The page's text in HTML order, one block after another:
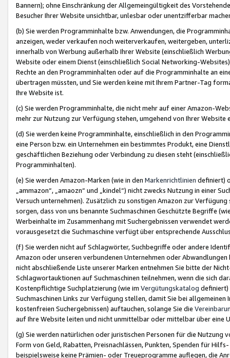
Bannern); ohne Einschränkung der Allgemeingültigkeit des
Besucher Ihrer Website unsichtbar, unlesbar oder unentzifferbar
(b) Sie werden Programminhalte bzw. Anwendungen, die
anzeigen, weder verkaufen noch weiterverkaufen, weitergeben,
innerhalb von Werbung außerhalb Ihrer Website (einschließlich
Website oder einem Dienst (einschließlich Social Networking-
Rechte an den Programminhalten oder auf die Programminhalte an
übertragen müssten, und Sie werden keine mit Ihrem Partner-Tag
Ihre Website ist.
(c) Sie werden Programminhalte, die nicht mehr auf einer Amazon-
mehr zur Nutzung zur Verfügung stehen, umgehend von Ihrer
(d) Sie werden keine Programminhalte, einschließlich in den
eine Person bzw. ein Unternehmen ein bestimmtes Produkt, eine
geschäftlichen Beziehung oder Verbindung zu diesen steht
Programminhalten).
(e) Sie werden Amazon-Marken (wie in den Markenrichtlinien definiert)
„ammazon“, „amaozn“ und „kindel“) nicht zwecks Nutzung in einer
Versuch unternehmen). Zusätzlich zu sonstigen Amazon zur
sorgen, dass von uns benannte Suchmaschinen Geschützte Begriffe
Werbeinhalte im Zusammenhang mit Suchergebnissen verwendet
vorausgesetzt die Suchmaschine verfügt über entsprechende
(f) Sie werden nicht auf Schlagwörter, Suchbegriffe oder andere
Amazon oder unseren verbundenen Unternehmen oder
nicht abschließende Liste unserer Marken entnehmen Sie bitte der
Schlagwortauktionen auf Suchmaschinen teilnehmen, wenn die sich
Kostenpflichtige Suchplatzierung (wie im Vergütungskatalog definiert)
Suchmaschinen Links zur Verfügung stellen, damit Sie bei
kostenfreien Suchergebnissen) auftauchen, solange Sie die
auf Ihre Website leiten und nicht unmittelbar oder mittelbar über eine
(g) Sie werden natürlichen oder juristischen Personen für die Nutzung
Form von Geld, Rabatten, Preisnachlässen, Punkten, Spenden für
beispielsweise keine Prämien- oder Treueprogramme auflegen, die